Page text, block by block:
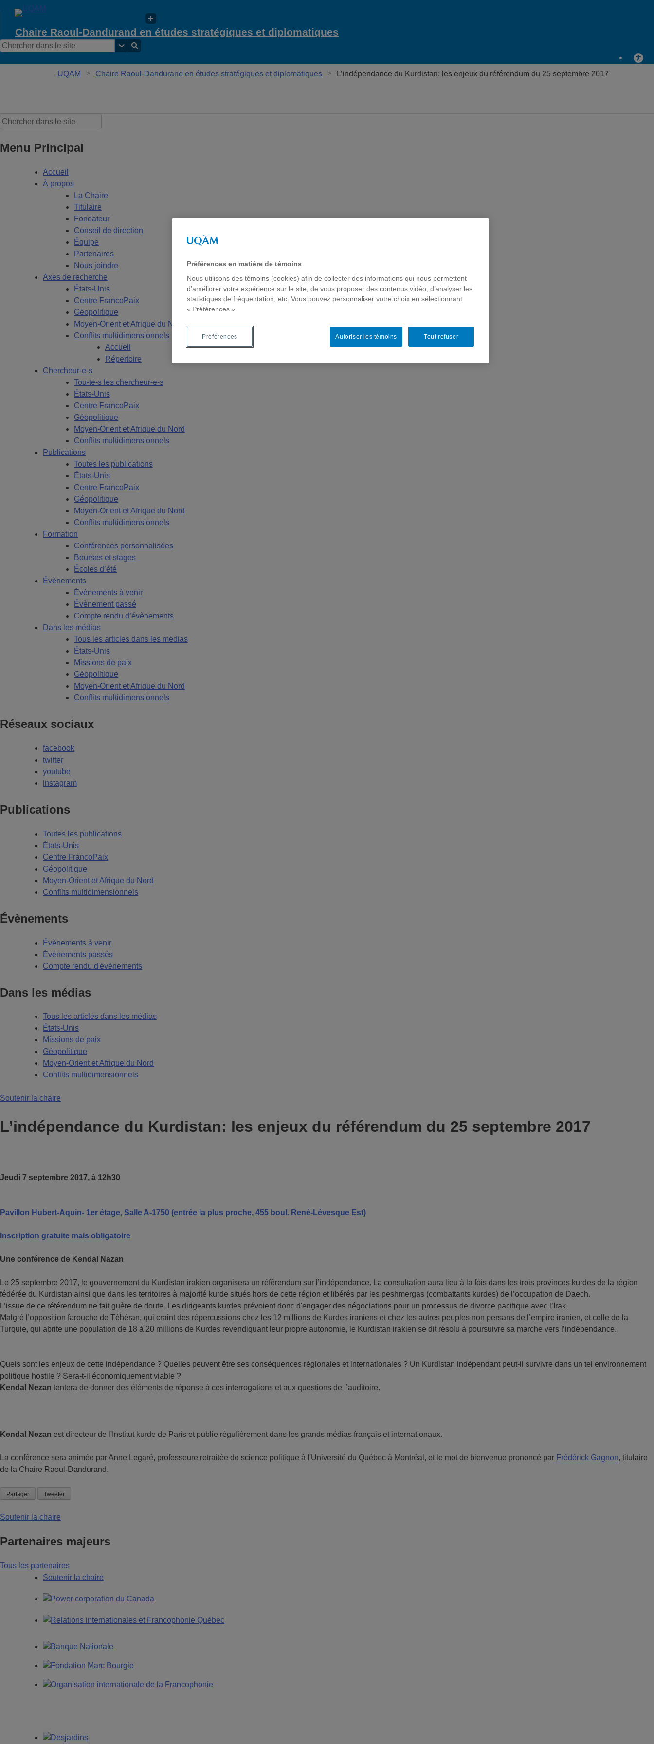
Chaire Raoul-Dandurand en études stratégiques et diplomatiques
UQAM Chaire Raoul-Dandurand en études stratégiques et diplomatiques L’indépendance du Kurdistan: les enjeux du référendum du 25 septembre 2017
Menu Principal
Accueil
À propos
La Chaire
Titulaire
Fondateur
Conseil de direction
Équipe
Partenaires
Nous joindre
Axes de recherche
États-Unis
Centre FrancoPaix
Géopolitique
Moyen-Orient et Afrique du Nord
Conflits multidimensionnels
Accueil
Répertoire
Chercheur-e-s
Tou-te-s les chercheur-e-s
États-Unis
Centre FrancoPaix
Géopolitique
Moyen-Orient et Afrique du Nord
Conflits multidimensionnels
Publications
Toutes les publications
États-Unis
Centre FrancoPaix
Géopolitique
Moyen-Orient et Afrique du Nord
Conflits multidimensionnels
Formation
Conférences personnalisées
Bourses et stages
Écoles d’été
Évènements
Évènements à venir
Évènement passé
Compte rendu d’évènements
Dans les médias
Tous les articles dans les médias
États-Unis
Missions de paix
Géopolitique
Moyen-Orient et Afrique du Nord
Conflits multidimensionnels
Réseaux sociaux
facebook
twitter
youtube
instagram
Publications
Toutes les publications
États-Unis
Centre FrancoPaix
Géopolitique
Moyen-Orient et Afrique du Nord
Conflits multidimensionnels
Évènements
Évènements à venir
Évènements passés
Compte rendu d'évènements
Dans les médias
Tous les articles dans les médias
États-Unis
Missions de paix
Géopolitique
Moyen-Orient et Afrique du Nord
Conflits multidimensionnels
Soutenir la chaire
L’indépendance du Kurdistan: les enjeux du référendum du 25 septembre 2017
Jeudi 7 septembre 2017, à 12h30
Pavillon Hubert-Aquin- 1er étage, Salle A-1750 (entrée la plus proche, 455 boul. René-Lévesque Est)
Inscription gratuite mais obligatoire
Une conférence de Kendal Nazan
Le 25 septembre 2017, le gouvernement du Kurdistan irakien organisera un référendum sur l’indépendance. La consultation aura lieu à la fois dans les trois provinces kurdes de la région
fédérée du Kurdistan ainsi que dans les territoires à majorité kurde situés hors de cette région et libérés par les peshmergas (combattants kurdes) de l’occupation de Daech.
L’issue de ce référendum ne fait guère de doute. Les dirigeants kurdes prévoient donc d'engager des négociations pour un processus de divorce pacifique avec l’Irak.
Malgré l’opposition farouche de Téhéran, qui craint des répercussions chez les 12 millions de Kurdes iraniens et chez les autres peuples non persans de l’empire iranien, et celle de la
Turquie, qui abrite une population de 18 à 20 millions de Kurdes revendiquant leur propre autonomie, le Kurdistan irakien se dit résolu à poursuivre sa marche vers l’indépendance.
Quels sont les enjeux de cette indépendance ? Quelles peuvent être ses conséquences régionales et internationales ? Un Kurdistan indépendant peut-il survivre dans un tel environnement
politique hostile ? Sera-t-il économiquement viable ?
Kendal Nezan tentera de donner des éléments de réponse à ces interrogations et aux questions de l’auditoire.
Kendal Nezan est directeur de l'Institut kurde de Paris et publie régulièrement dans les grands médias français et internationaux.
La conférence sera animée par Anne Legaré, professeure retraitée de science politique à l'Université du Québec à Montréal, et le mot de bienvenue prononcé par Frédérick Gagnon, titulaire
de la Chaire Raoul-Dandurand.
Partager Tweeter
Soutenir la chaire
Partenaires majeurs
Tous les partenaires
Soutenir la chaire
Préférences en matière de témoins
Nous utilisons des témoins (cookies) afin de collecter des informations qui nous permettent
d’améliorer votre expérience sur le site, de vous proposer des contenus vidéo, d’analyser les
statistiques de fréquentation, etc. Vous pouvez personnaliser votre choix en sélectionnant
« Préférences ».
Tout refuser
Autoriser les témoins
Préférences